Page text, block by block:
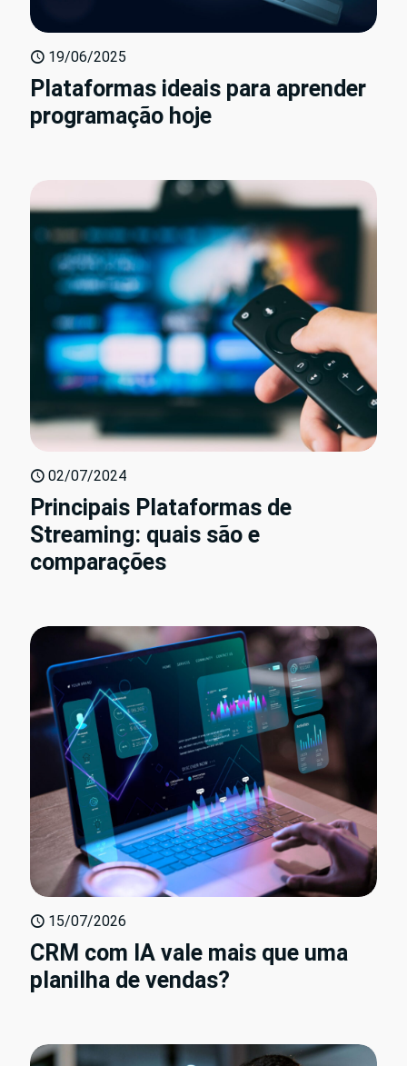
19/06/2025
Plataformas ideais para aprender
programação hoje
02/07/2024
Principais Plataformas de
Streaming: quais são e
comparações
15/07/2026
CRM com IA vale mais que uma
planilha de vendas?